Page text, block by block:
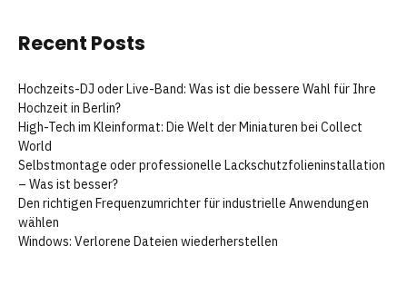
Recent Posts
Hochzeits-DJ oder Live-Band: Was ist die bessere Wahl für Ihre
Hochzeit in Berlin?
High-Tech im Kleinformat: Die Welt der Miniaturen bei Collect
World
Selbstmontage oder professionelle Lackschutzfolieninstallation
– Was ist besser?
Den richtigen Frequenzumrichter für industrielle Anwendungen
wählen
Windows: Verlorene Dateien wiederherstellen